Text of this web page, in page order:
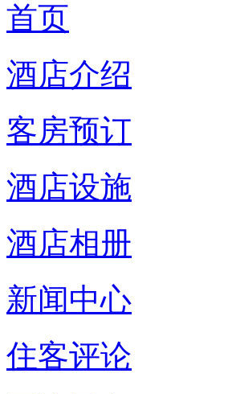
首页
酒店介绍
客房预订
酒店设施
酒店相册
新闻中心
住客评论